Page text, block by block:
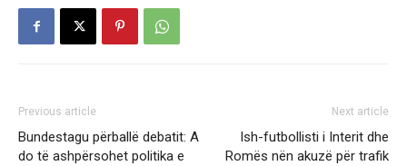
Previous article
Bundestagu përballë debatit: A
do të ashpërsohet politika e
Next article
Ish-futbollisti i Interit dhe
Romës nën akuzë për trafik